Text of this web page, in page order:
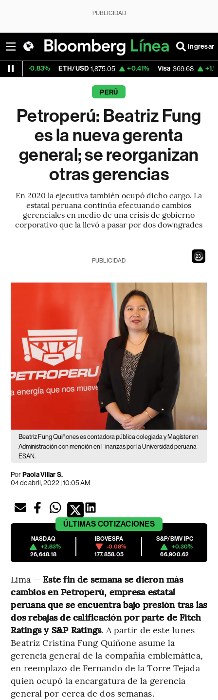
PUBLICIDAD
Ingresar
ETH/USD 1,875.05 +0.41% Visa 369.68 +1.10%
PERÚ
Petroperú: Beatriz Fung
es la nueva gerenta
general; se reorganizan
otras gerencias
En 2020 la ejecutiva también ocupó dicho cargo. La
estatal peruana continúa efectuando cambios
gerenciales en medio de una crisis de gobierno
corporativo que la llevó a pasar por dos downgrades
21
PUBLICIDAD
Beatriz Fung Quiñones es contadora pública colegiada y Magíster en
Administración con mención en Finanzas por la Universidad peruana
ESAN.
PorPaola Villar S.
04 de abril, 2022 | 10:05 AM
ÚLTIMAS COTIZACIONES
NASDAQ
+2.83%
26,648.18
IBOVESPA
-0.08%
177,858.05
S&P/BMV IPC
+0.30%
66,900.62
Lima — Este fin de semana se dieron más
cambios en Petroperú, empresa estatal
peruana que se encuentra bajo presión tras las
dos rebajas de calificación por parte de Fitch
Ratings y S&P Ratings. A partir de este lunes
Beatriz Cristina Fung Quiñone asume la
gerencia general de la compañía emblemática,
en reemplazo de Fernando de la Torre Tejada
quien ocupó la encargatura de la gerencia
general por cerca de dos semanas.